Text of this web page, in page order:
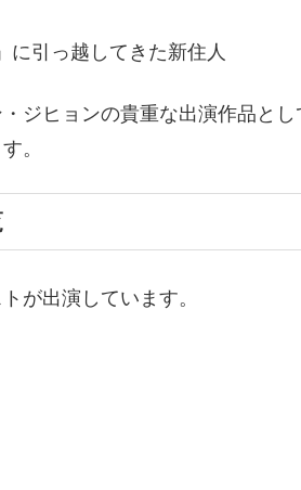
に引っ越してきた新住人
ジヒョンの貴重な出演作品と
。
が出演しています。